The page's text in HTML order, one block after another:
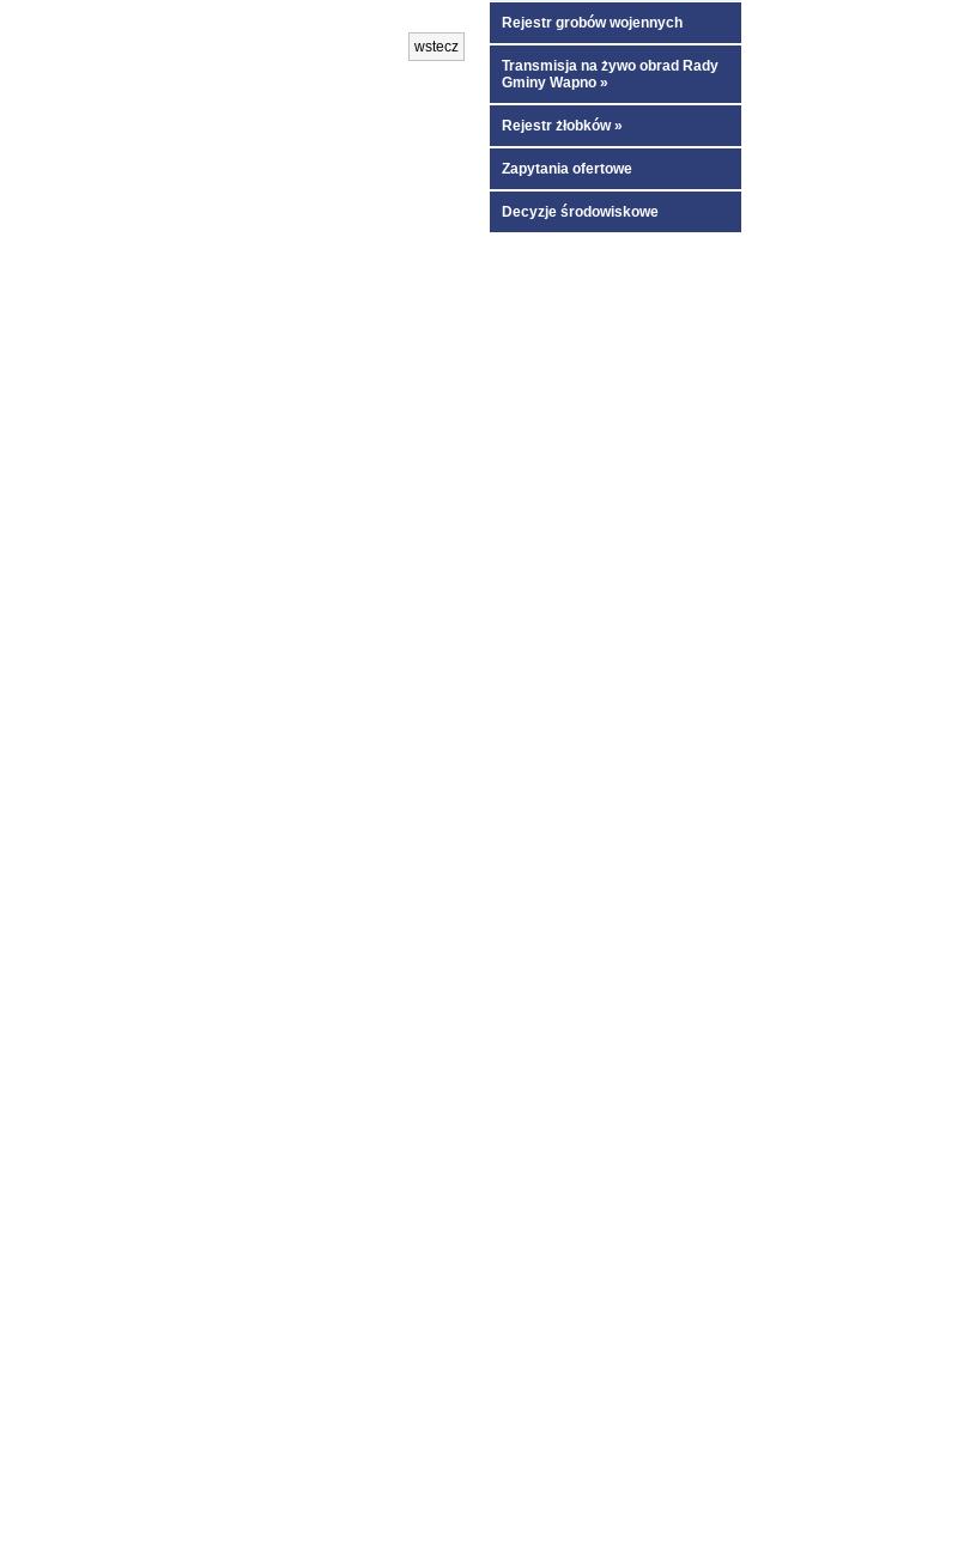
wstecz
Rejestr grobów wojennych
Transmisja na żywo obrad Rady
Gminy Wapno »
Rejestr żłobków »
Zapytania ofertowe
Decyzje środowiskowe